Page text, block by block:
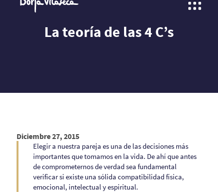
La teoría de las 4 C’s
Diciembre 27, 2015
Elegir a nuestra pareja es una de las decisiones más
importantes que tomamos en la vida. De ahí que antes
de comprometernos de verdad sea fundamental
verificar si existe una sólida compatibilidad física,
emocional, intelectual y espiritual.